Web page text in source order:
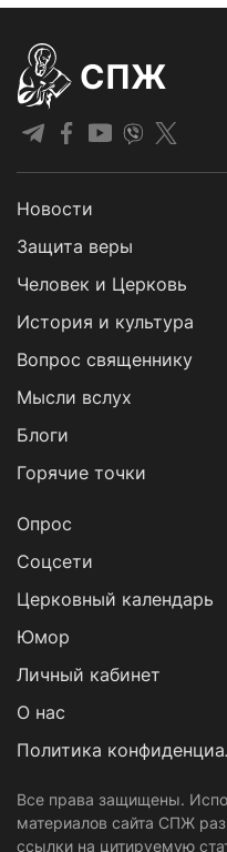
СПЖ
Новости
Защита веры
Человек и Церковь
История и культура
Вопрос священнику
Мысли вслух
Блоги
Горячие точки
Опрос
Cоцсети
Церковный календарь
Юмор
Личный кабинет
О нас
Политика
Все права защищены.
материалов сайта СПЖ
ссылки на цитируемую